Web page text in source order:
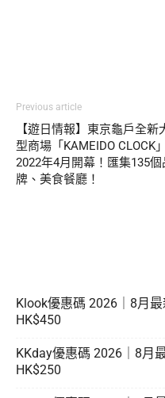
Previous article
【遊日情報】東京龜戶全新
型商場「KAMEIDO CLOCK」
2022年4月開幕！匯集135個
牌、美食餐廳！
Klook優惠碼 2026｜8月
HK$450
KKday優惠碼 2026｜8月
HK$250